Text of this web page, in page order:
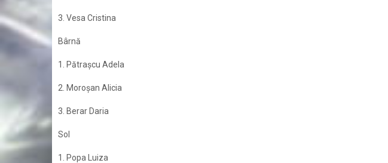
3. Vesa Cristina
Bârnă
1. Pătraşcu Adela
2. Moroşan Alicia
3. Berar Daria
Sol
1. Popa Luiza